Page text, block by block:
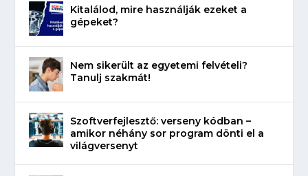
Kitalálod, mire használják ezeket a
gépeket?
Nem sikerült az egyetemi felvételi?
Tanulj szakmát!
Szoftverfejlesztő: verseny kódban –
amikor néhány sor program dönti el a
világversenyt